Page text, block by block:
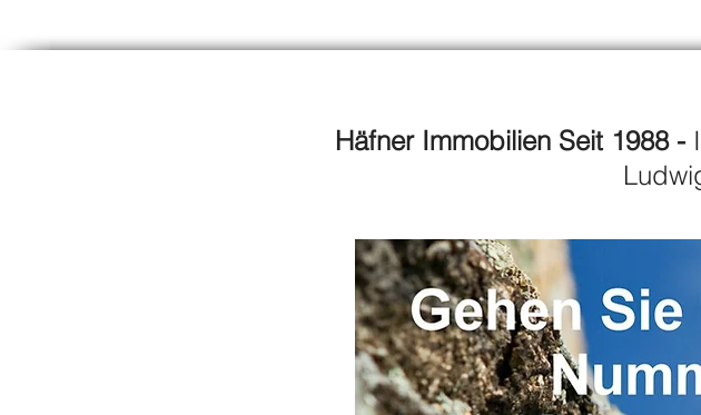
Häfner Immobilien Seit 1988 -
Ludwigsburg-